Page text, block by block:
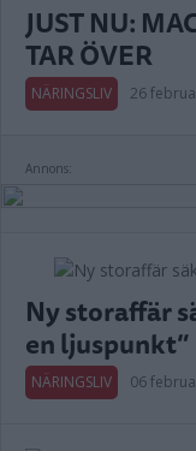
JUST NU:
TAR ÖVER
NÄRINGSLIV 26
Annons:
Ny storaffär
en ljuspunkt”
NÄRINGSLIV 06